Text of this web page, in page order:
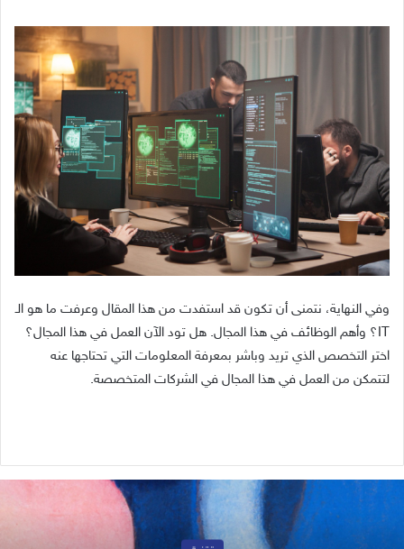
وفي النهاية، نتمنى أن تكون قد استفدت من هذا المقال وعرفت ما هو الـ
IT؟ وأهم الوظائف في هذا المجال. هل تود الآن العمل في هذا المجال؟
اختر التخصص الذي تريد وباشر بمعرفة المعلومات التي تحتاجها عنه
لتتمكن من العمل في هذا المجال في الشركات المتخصصة.